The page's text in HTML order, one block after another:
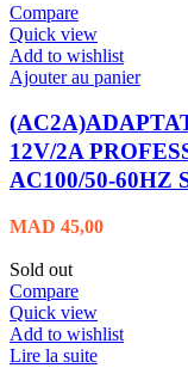
Compare
Quick view
Add to wishlist
Ajouter au panier
12V/2A
AC100/50-60HZ
MAD 45,00
Sold out
Compare
Quick view
Add to wishlist
Lire la suite